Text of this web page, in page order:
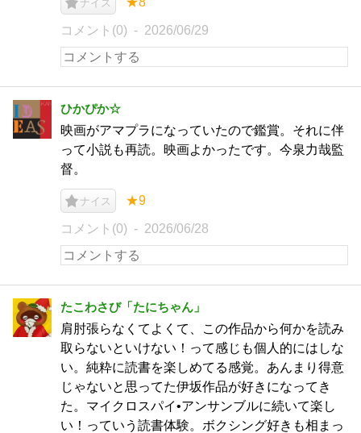
ナイス
コメント(0) 2026/06/29
ひかぴか☆
映画がアマプラになっていたので鑑賞。それに伴
って小説も再読。映画よかったです。今泉力哉監
督。
ナイス ★9
コメント(0) 2026/06/28
たこわさび「たにちゃん」
肩肘張らなくてよくて、この作品から何かを読み
取らないといけない！って感じも個人的にはしな
い。純粋に読書を楽しめてる感覚。あんまり得意
じゃないと思ってた伊坂作品が好きになってき
た。マイクロスパイ•アンサンブルに続いて楽し
い！っていう読書体験。ボクシング好きも相まっ